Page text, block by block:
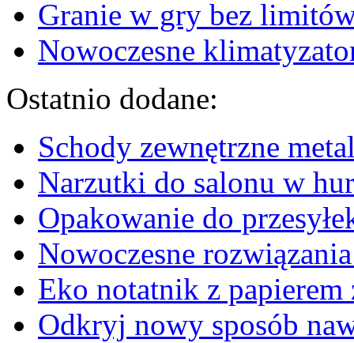
Granie w gry bez
Nowoczesne
Ostatnio dodane:
Schody zewnętrzne
Narzutki do salonu w
Opakowanie do
Nowoczesne
Eko notatnik z
Odkryj nowy sposób